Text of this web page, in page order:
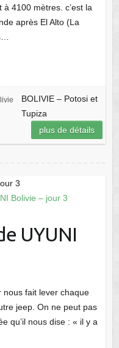
4100 mètres. c’est la
après El Alto (La
BOLIVIE – Potosi et
Tupiza
plus de détails
3
UYUNI
nous fait lever chaque
jeep. On ne peut pas
qu’il nous dise : « il y a